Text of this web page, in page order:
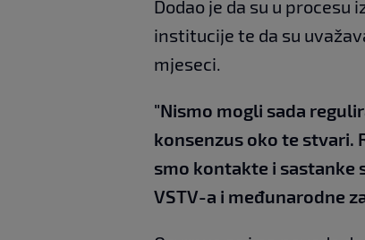
Dodao je da su u
institucije te da su
mjeseci.
"Nismo mogli sada
konsenzus oko te stvari.
smo kontakte i sastanke
VSTV-a i međunarodne